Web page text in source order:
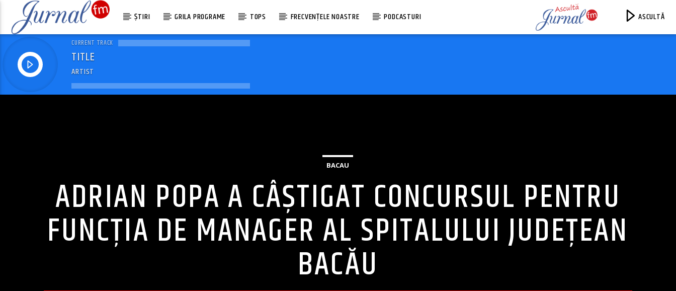
ȘTIRI GRILA PROGRAME TOPS FRECVENȚELE NOASTRE PODCASTURI ASCULTĂ
CURRENT TRACK
TITLE
ARTIST
BACAU
ADRIAN POPA A CÂȘTIGAT CONCURSUL PENTRU
FUNCȚIA DE MANAGER AL SPITALULUI JUDEȚEAN
BACĂU